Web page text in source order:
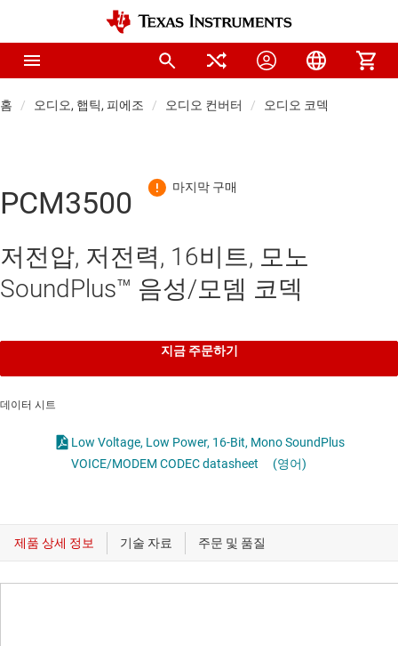
홈 오디오, 햅틱, 피에조 오디오 컨버터 오디오 코덱
PCM3500
저전압, 저전력, 16비트, 모노
SoundPlus™ 음성/모뎀 코덱
지금 주문하기
데이터 시트
Low Voltage, Low Power, 16-Bit, Mono SoundPlus
VOICE/MODEM CODEC datasheet
(영어)